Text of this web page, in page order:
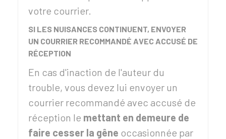
votre courrier.
SI LES NUISANCES CONTINUENT, ENVOYER
UN COURRIER RECOMMANDÉ AVEC ACCUSÉ DE
RÉCEPTION
En cas d'inaction de l'auteur du
trouble, vous devez lui envoyer un
courrier recommandé avec accusé de
réception le mettant en demeure de
faire cesser la gêne occasionnée par